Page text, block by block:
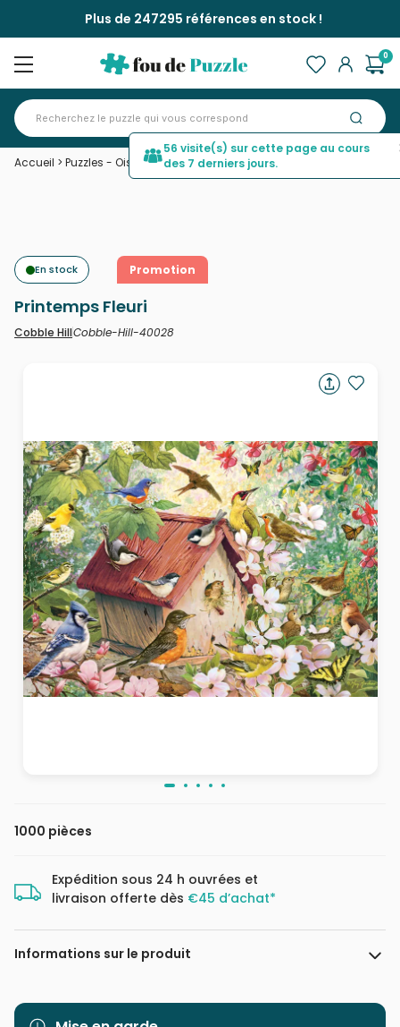
Plus de 247295 références en stock !
0
Accueil > Puzzles - Oiseaux>Printemps Fleuri
En stock Promotion
Printemps Fleuri
Cobble HillCobble-Hill-40028
1000 pièces
Expédition sous 24 h ouvrées et
livraison offerte dès €45 d’achat*
Informations sur le produit
Marque Cobble Hill
56 visite(s) sur cette page au cours
des 7 derniers jours.